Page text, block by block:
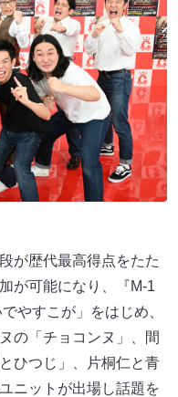
が歴代最高得点をたた
が可能になり、『M-1
やすこが」をはじめ、
の「チョコンヌ」、間
ひつじ」、片桐仁と青
ニットが出場し話題を